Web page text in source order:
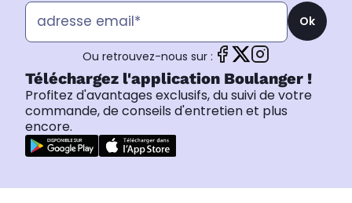
Ok
Ou retrouvez-nous sur :
Téléchargez l'application Boulanger !
Profitez d'avantages exclusifs, du suivi de votre
commande, de conseils d'entretien et plus
encore.